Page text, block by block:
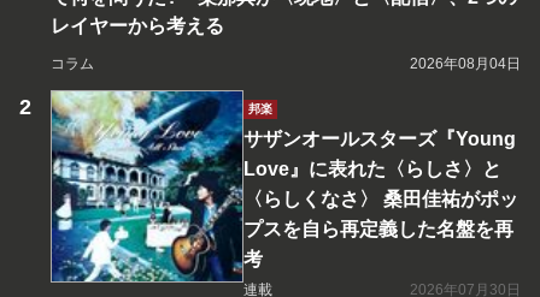
レイヤーから考える
コラム 2026年08月04日
邦楽
サザンオールスターズ『Young
Love』に表れた〈らしさ〉と
〈らしくなさ〉 桑田佳祐がポッ
プスを自ら再定義した名盤を再
考
連載 2026年07月30日